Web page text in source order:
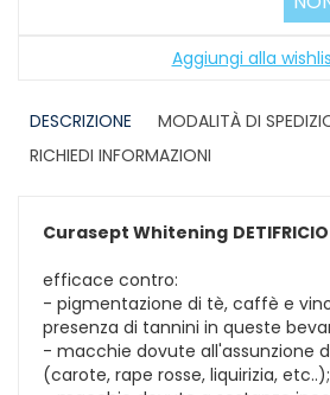
Aggiungi alla
DESCRIZIONE
MODALITÀ DI
RICHIEDI INFORMAZIONI
Curasept Whitening
efficace contro:
- pigmentazione di tè, caffè e
presenza di tannini in queste
- macchie dovute all'assunzione
(carote, rape rosse, liquirizia, etc..);